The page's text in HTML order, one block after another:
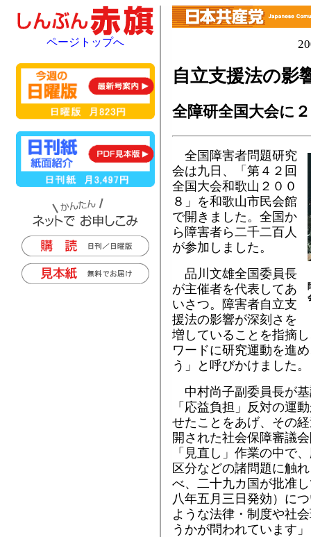
自立支援法の影
全障研全国大会に
全国障害者問題研究
会は九日、「第４２回
全国大会和歌山２００
８」を和歌山市民会館
で開きました。全国か
ら障害者ら二千二百人
が参加しました。
品川文雄全国委員長
が主催者を代表してあ
いさつ。障害者自立支
援法の影響が深刻さを
増していることを指摘
ワードに研究運動を進
う」と呼びかけました。
中村尚子副委員長が
「応益負担」反対の運
せたことをあげ、その
開された社会保障審議
「見直し」作業の中で
区分などの諸問題に触
べ、二十九カ国が批准
八年五月三日発効）に
ような法律・制度や社
うかが問われています
ページトップへ